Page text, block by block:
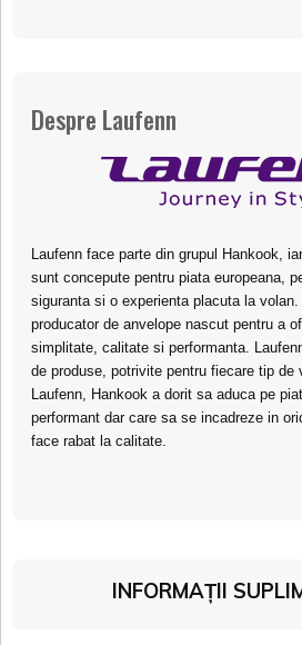
Despre Laufenn
Laufenn face parte din grupul Hankook,
sunt concepute pentru piata europeana,
siguranta si o experienta placuta la
producator de anvelope nascut pentru a
simplitate, calitate si performanta.
de produse, potrivite pentru fiecare tip de
Laufenn, Hankook a dorit sa aduca pe
performant dar care sa se incadreze in
face rabat la calitate.
INFORMAȚII